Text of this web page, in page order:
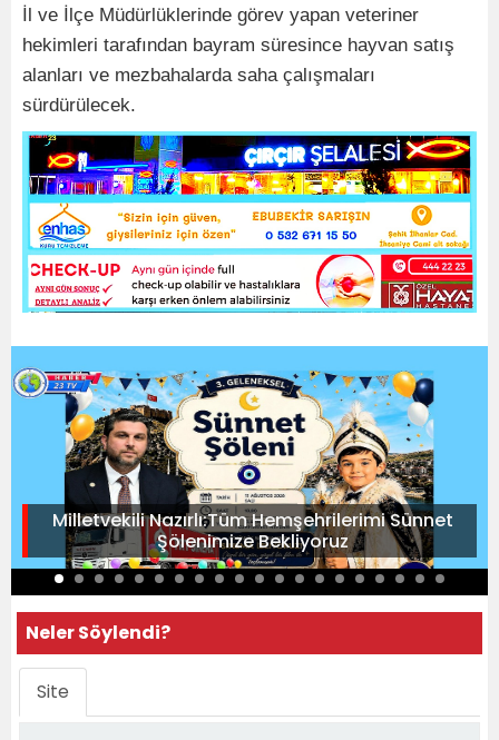
İl ve İlçe Müdürlüklerinde görev yapan veteriner
hekimleri tarafından bayram süresince hayvan satış
alanları ve mezbahalarda saha çalışmaları
sürdürülecek.
Milletvekili Nazırlı:Tüm Hemşehrilerimi Sünnet
Şölenimize Bekliyoruz
Neler Söylendi?
Site